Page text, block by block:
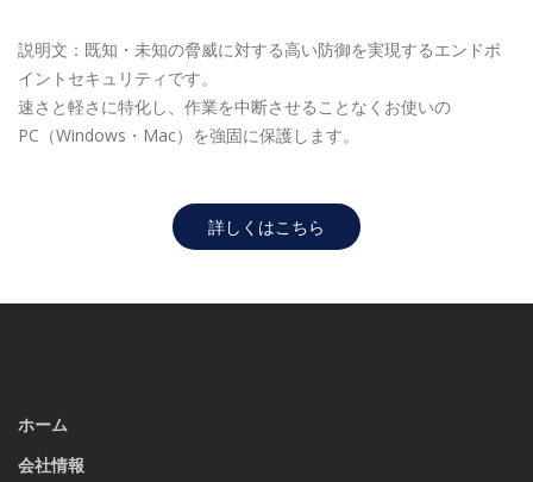
説明文：既知・未知の脅威に対する高い防御を実現するエンドポ
イントセキュリティです。
速さと軽さに特化し、作業を中断させることなくお使いの
PC（Windows・Mac）を強固に保護します。
詳しくはこちら
ホーム
会社情報